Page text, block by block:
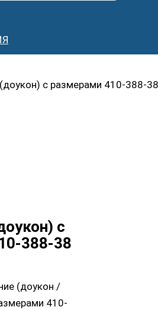
с размерами 410-388-
с
388-38
(доукон /
410-